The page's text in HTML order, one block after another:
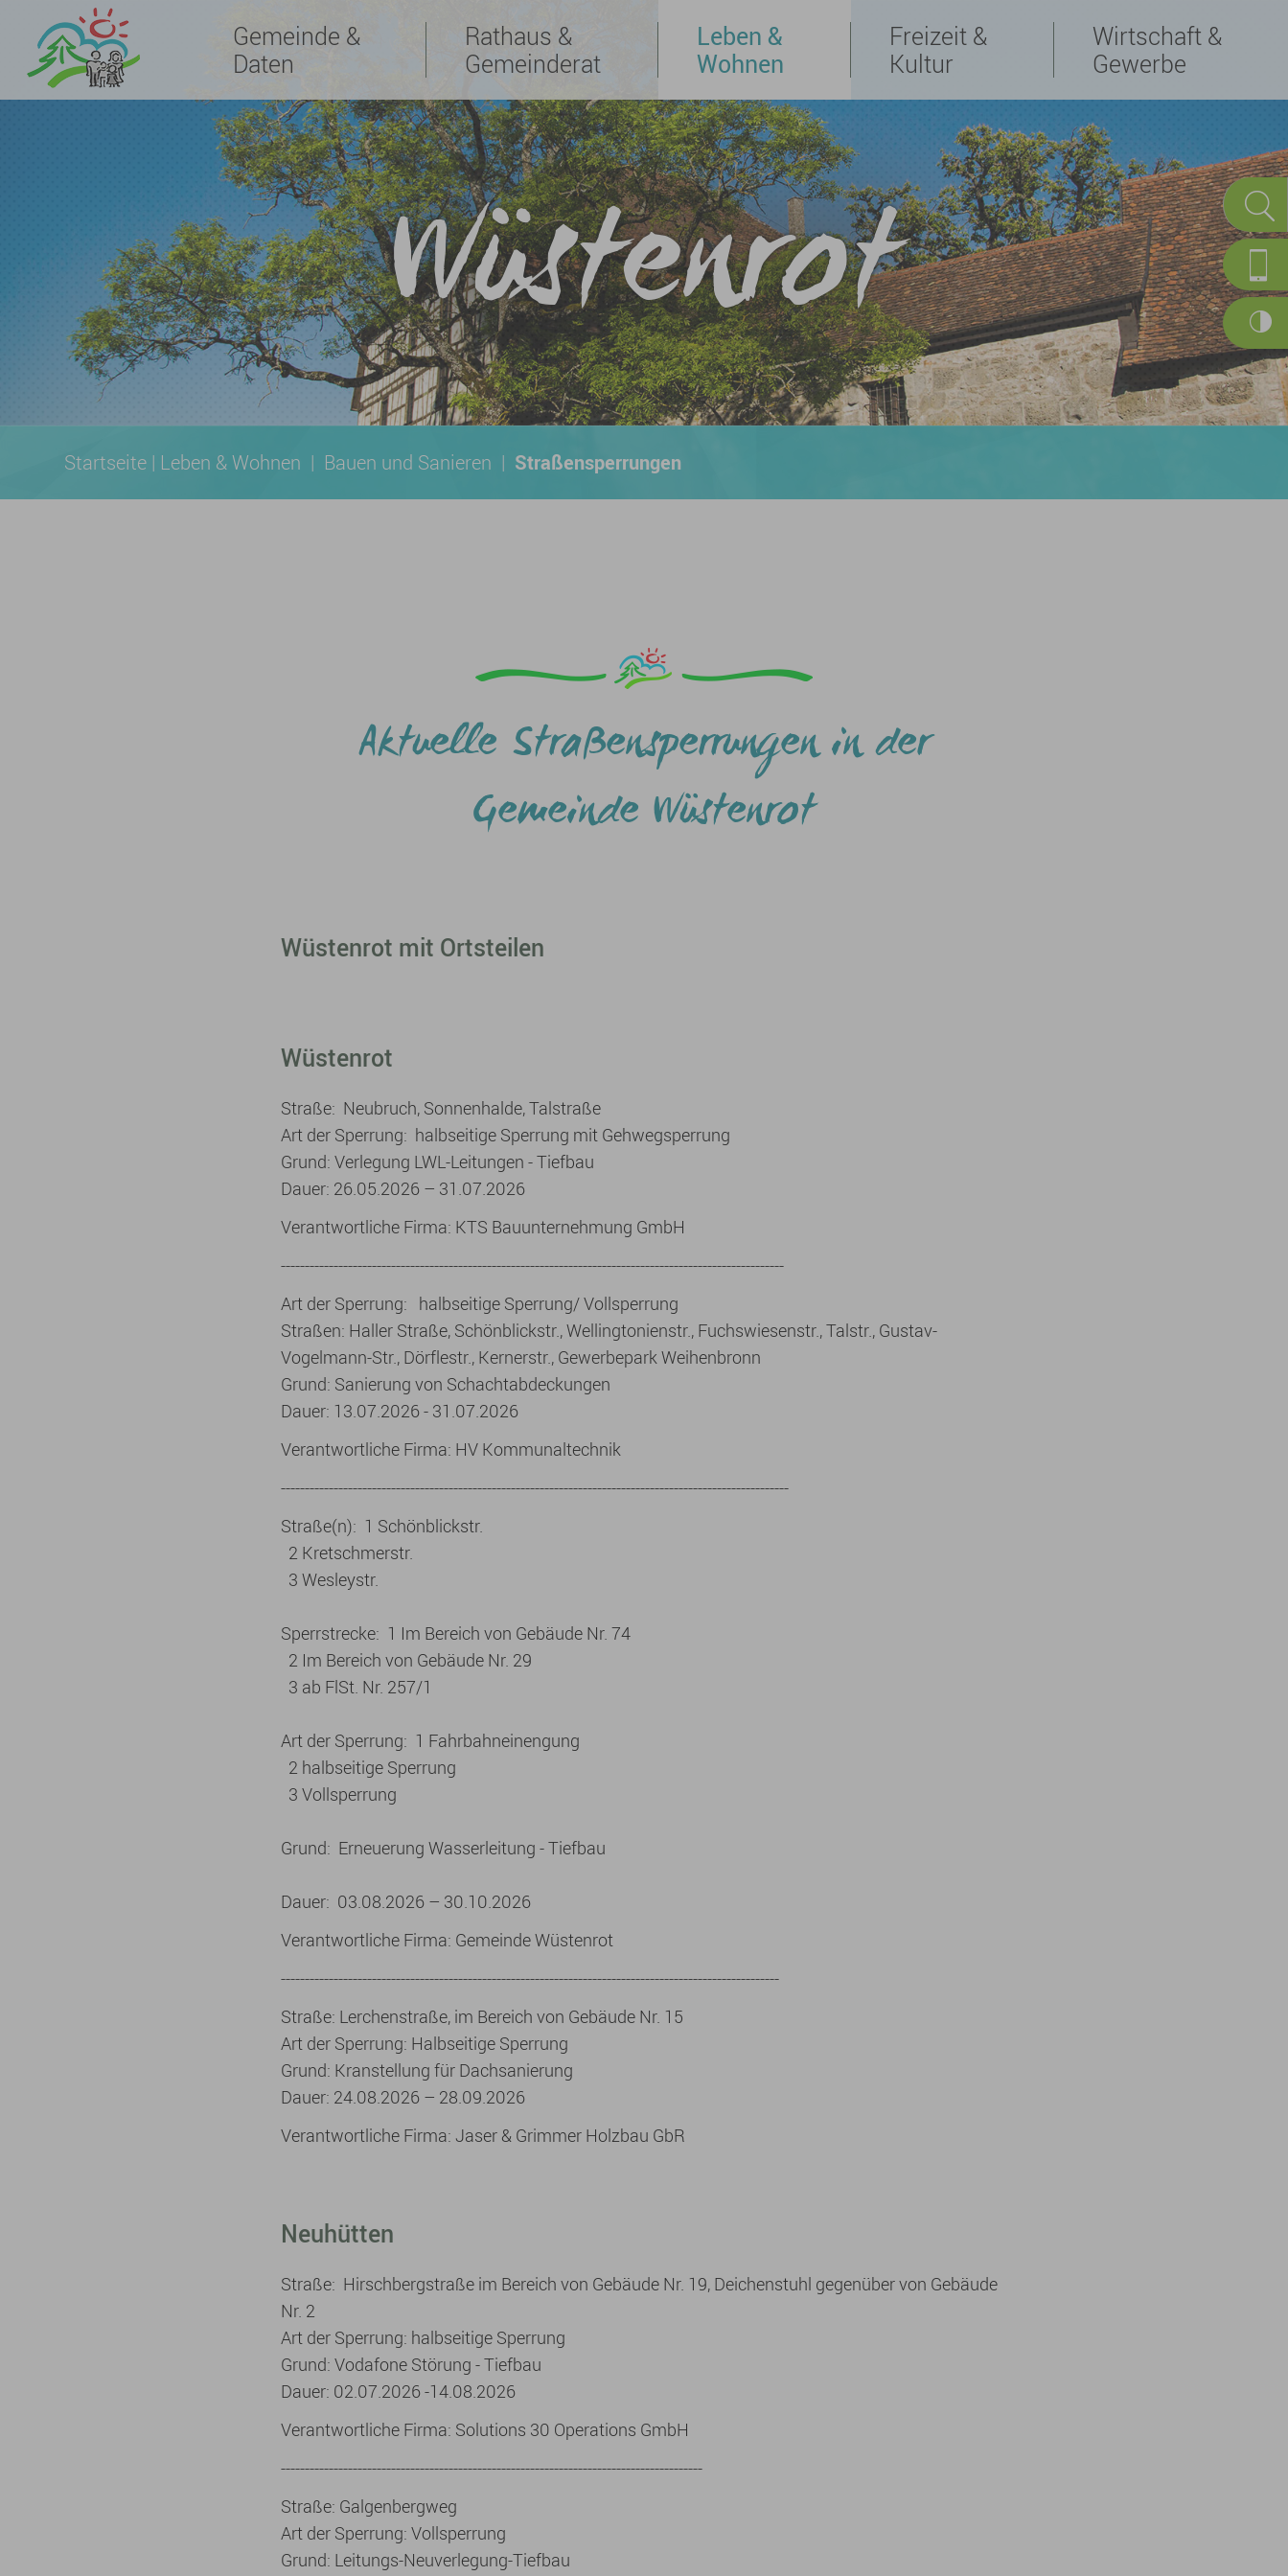
Gemeinde &
Daten
Rathaus &
Gemeinderat
Leben &
Wohnen
Freizeit &
Kultur
Wirtschaft &
Gewerbe
Wüstenrot
Startseite | Leben & Wohnen | Bauen und Sanieren | Straßensperrungen
Aktuelle Straßensperrungen in der
Gemeinde Wüstenrot
Wüstenrot mit Ortsteilen
Wüstenrot
Straße: Neubruch, Sonnenhalde, Talstraße
Art der Sperrung: halbseitige Sperrung mit Gehwegsperrung
Grund: Verlegung LWL-Leitungen - Tiefbau
Dauer: 26.05.2026 – 31.07.2026
Verantwortliche Firma: KTS Bauunternehmung GmbH
---------------------------------------------------------------------------------------------------------
Art der Sperrung: halbseitige Sperrung/ Vollsperrung
Straßen: Haller Straße, Schönblickstr., Wellingtonienstr., Fuchswiesenstr., Talstr., Gustav-
Vogelmann-Str., Dörflestr., Kernerstr., Gewerbepark Weihenbronn
Grund: Sanierung von Schachtabdeckungen
Dauer: 13.07.2026 - 31.07.2026
Verantwortliche Firma: HV Kommunaltechnik
----------------------------------------------------------------------------------------------------------
Straße(n): 1 Schönblickstr.
2 Kretschmerstr.
3 Wesleystr.
Sperrstrecke: 1 Im Bereich von Gebäude Nr. 74
2 Im Bereich von Gebäude Nr. 29
3 ab FlSt. Nr. 257/1
Art der Sperrung: 1 Fahrbahneinengung
2 halbseitige Sperrung
3 Vollsperrung
Grund: Erneuerung Wasserleitung - Tiefbau
Dauer: 03.08.2026 – 30.10.2026
Verantwortliche Firma: Gemeinde Wüstenrot
--------------------------------------------------------------------------------------------------------
Straße: Lerchenstraße, im Bereich von Gebäude Nr. 15
Art der Sperrung: Halbseitige Sperrung
Grund: Kranstellung für Dachsanierung
Dauer: 24.08.2026 – 28.09.2026
Verantwortliche Firma: Jaser & Grimmer Holzbau GbR
Neuhütten
Straße: Hirschbergstraße im Bereich von Gebäude Nr. 19, Deichenstuhl gegenüber von Gebäude
Nr. 2
Art der Sperrung: halbseitige Sperrung
Grund: Vodafone Störung - Tiefbau
Dauer: 02.07.2026 -14.08.2026
Verantwortliche Firma: Solutions 30 Operations GmbH
----------------------------------------------------------------------------------------
Straße: Galgenbergweg
Art der Sperrung: Vollsperrung
Grund: Leitungs-Neuverlegung-Tiefbau